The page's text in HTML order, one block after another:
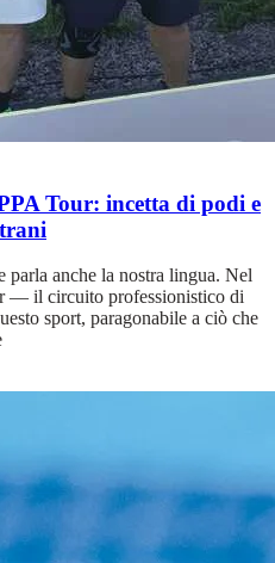
Tour: incetta di podi e
anche la nostra lingua. Nel
— il circuito professionistico di
sport, paragonabile a ciò che